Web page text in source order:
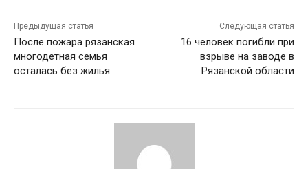
Предыдущая статья
После пожара рязанская
многодетная семья
осталась без жилья
Следующая статья
16 человек погибли при
взрыве на заводе в
Рязанской области